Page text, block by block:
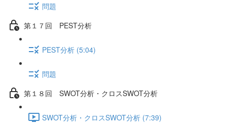
問題
第１７回 PEST分析
PEST分析 (5:04)
問題
第１８回 SWOT分析・クロスSWOT分析
SWOT分析・クロスSWOT分析 (7:39)